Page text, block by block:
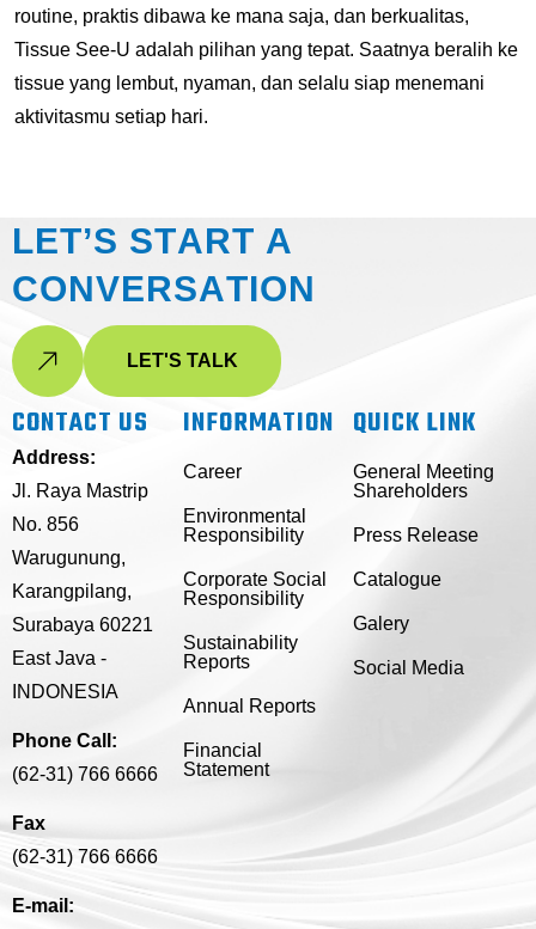
routine, praktis dibawa ke mana saja, dan berkualitas,
Tissue See-U adalah pilihan yang tepat. Saatnya beralih ke
tissue yang lembut, nyaman, dan selalu siap menemani
aktivitasmu setiap hari.
LET’S START A
CONVERSATION
LET'S TALK
CONTACT US
Address:
Jl. Raya Mastrip
No. 856
Warugunung,
Karangpilang,
Surabaya 60221
East Java -
INDONESIA
Phone Call:
(62-31) 766 6666
Fax
(62-31) 766 6666
E-mail:
INFORMATION
Career
Environmental
Responsibility
Corporate Social
Responsibility
Sustainability
Reports
Annual Reports
Financial
Statement
QUICK LINK
General Meeting
Shareholders
Press Release
Catalogue
Galery
Social Media